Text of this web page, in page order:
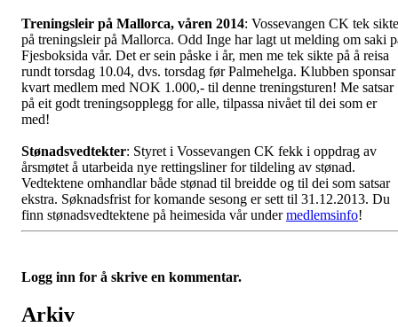
Treningsleir på Mallorca, våren 2014: Vossevangen CK tek sikte
på treningsleir på Mallorca. Odd Inge har lagt ut melding om saki
Fjesboksida vår. Det er sein påske i år, men me tek sikte på å reisa
rundt torsdag 10.04, dvs. torsdag før Palmehelga. Klubben sponsar
kvart medlem med NOK 1.000,- til denne treningsturen! Me satsar
på eit godt treningsopplegg for alle, tilpassa nivået til dei som er
med!
Stønadsvedtekter: Styret i Vossevangen CK fekk i oppdrag av
årsmøtet å utarbeida nye rettingsliner for tildeling av stønad.
Vedtektene omhandlar både stønad til breidde og til dei som satsar
ekstra. Søknadsfrist for komande sesong er sett til 31.12.2013. Du
finn stønadsvedtektene på heimesida vår undermedlemsinfo!
Logg inn for å skrive en kommentar.
Arkiv